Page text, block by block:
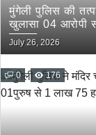
मुंगेली पुलिस की
खुलासा 04 आरोपी
किया गिरफ्तार
July 26, 2026
0 176